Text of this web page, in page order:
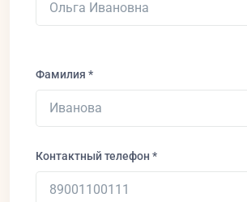
Фамилия *
Контактный телефон *